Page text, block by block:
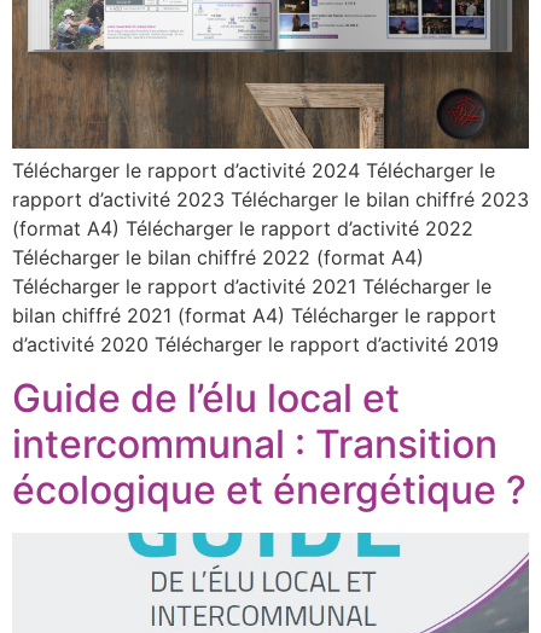
Télécharger le rapport d’activité 2024 Télécharger le
rapport d’activité 2023 Télécharger le bilan chiffré 2023
(format A4) Télécharger le rapport d’activité 2022
Télécharger le bilan chiffré 2022 (format A4)
Télécharger le rapport d’activité 2021 Télécharger le
bilan chiffré 2021 (format A4) Télécharger le rapport
d’activité 2020 Télécharger le rapport d’activité 2019
Guide de l’élu local et
intercommunal : Transition
écologique et énergétique ?